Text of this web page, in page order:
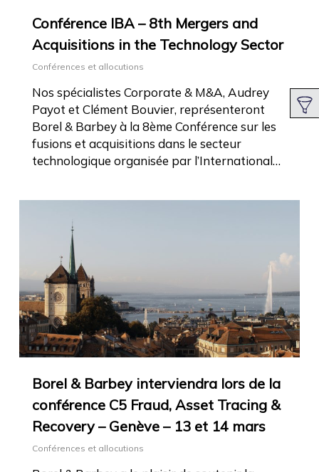
Conférence IBA – 8th Mergers and
Acquisitions in the Technology Sector
Conférences et allocutions
Nos spécialistes Corporate & M&A, Audrey
Payot et Clément Bouvier, représenteront
Borel & Barbey à la 8ème Conférence sur les
fusions et acquisitions dans le secteur
technologique organisée par l’International…
Borel & Barbey interviendra lors de la
conférence C5 Fraud, Asset Tracing &
Recovery – Genève – 13 et 14 mars
Conférences et allocutions